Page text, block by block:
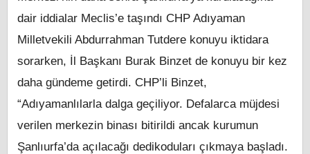
dair iddialar Meclis’e taşındı CHP Adıyaman
Milletvekili Abdurrahman Tutdere konuyu iktidara
sorarken, İl Başkanı Burak Binzet de konuyu bir kez
daha gündeme getirdi. CHP’li Binzet,
“Adıyamanlılarla dalga geçiliyor. Defalarca müjdesi
verilen merkezin binası bitirildi ancak kurumun
Şanlıurfa’da açılacağı dedikoduları çıkmaya başladı.